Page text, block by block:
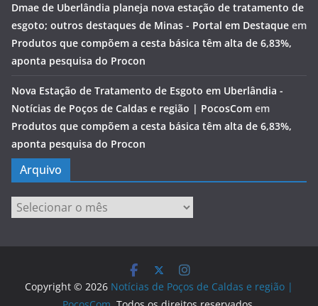
Dmae de Uberlândia planeja nova estação de tratamento de
esgoto; outros destaques de Minas - Portal em Destaque em
Produtos que compõem a cesta básica têm alta de 6,83%,
aponta pesquisa do Procon
Nova Estação de Tratamento de Esgoto em Uberlândia -
Notícias de Poços de Caldas e região | PocosCom em
Produtos que compõem a cesta básica têm alta de 6,83%,
aponta pesquisa do Procon
Arquivo
Arquivo
Copyright © 2026 Notícias de Poços de Caldas e região |